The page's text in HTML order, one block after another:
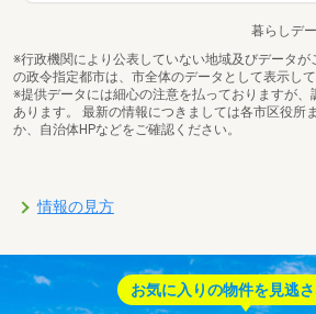
暮らしデ
※行政機関により公表していない地域及びデータ
の政令指定都市は、市全体のデータとして表示して
※提供データには細心の注意を払っておりますが
あります。 最新の情報につきましては各市区役所
か、自治体HPなどをご確認ください。
情報の見方
お気に入りの物件を見逃さ